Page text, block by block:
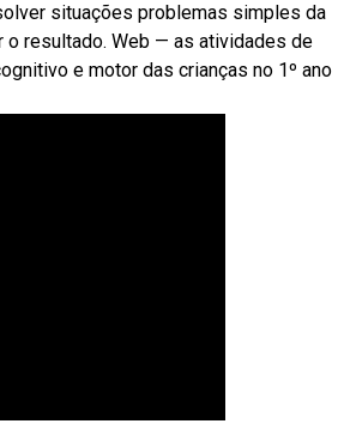
situações problemas simples da
o resultado. Web — as atividades de
e motor das crianças no 1º ano